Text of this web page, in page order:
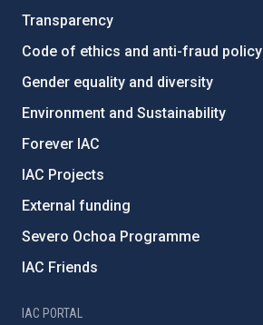
Transparency
Code of ethics and anti-fraud policy
Gender equality and diversity
Environment and Sustainability
Forever IAC
IAC Projects
External funding
Severo Ochoa Programme
IAC Friends
IAC PORTAL